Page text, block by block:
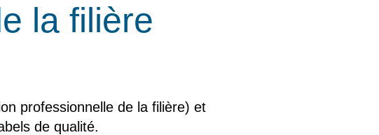
la filière
professionnelle de la filière) et
de qualité.